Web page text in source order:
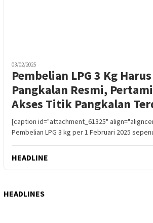
03/02/2025
Pembelian LPG 3 Kg
Pangkalan Resmi,
Akses Titik Pangkalan
[caption id="attachment_61325"
Pembelian LPG 3 kg per 1 Februari 2025
HEADLINE
HEADLINES